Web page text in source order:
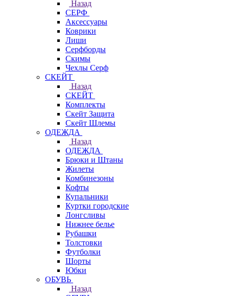
Назад
СЕРФ
Аксессуары
Коврики
Лиши
Серфборды
Скимы
Чехлы Cерф
СКЕЙТ
Назад
СКЕЙТ
Комплекты
Скейт Защита
Скейт Шлемы
ОДЕЖДА
Назад
ОДЕЖДА
Брюки и Штаны
Жилеты
Комбинезоны
Кофты
Купальники
Куртки городские
Лонгсливы
Нижнее белье
Рубашки
Толстовки
Футболки
Шорты
Юбки
ОБУВЬ
Назад